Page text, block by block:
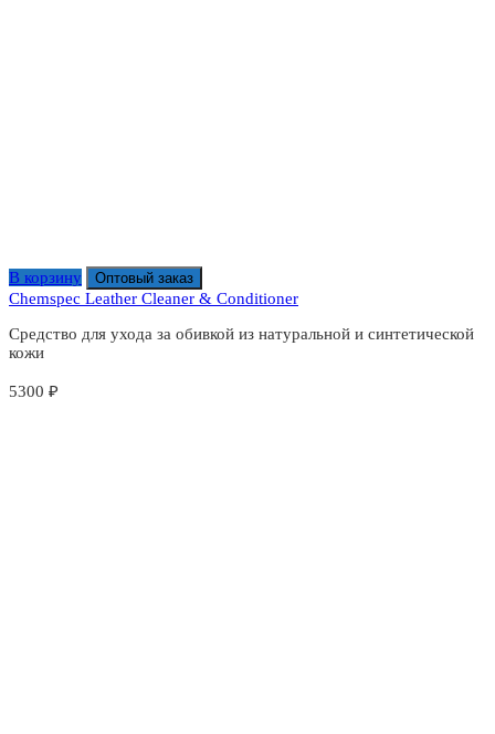
В корзину Оптовый заказ
Chemspec Leather Cleaner & Conditioner
Средство для ухода за обивкой из натуральной и синтетической
кожи
5300 ₽